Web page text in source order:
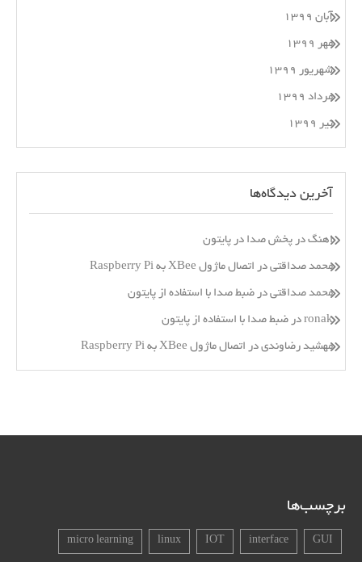
آبان ۱۳۹۹
مهر ۱۳۹۹
شهریور ۱۳۹۹
مرداد ۱۳۹۹
تیر ۱۳۹۹
آخرین دیدگاه‌ها
اهنگ در پخش صدا در پایتون
محمد صداقتی در اتصال ماژول XBee به Raspberry Pi
محمد صداقتی در ضبط صدا با استفاده از پایتون
ronak در ضبط صدا با استفاده از پایتون
مهشید رضاوندی در اتصال ماژول XBee به Raspberry Pi
برچسب‌ها
GUI
interface
IOT
linux
micro learning